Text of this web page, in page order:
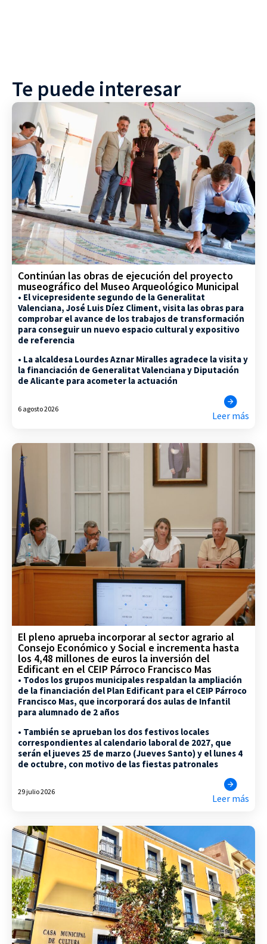
Te puede interesar
Continúan las obras de ejecución del proyecto
museográfico del Museo Arqueológico Municipal
• El vicepresidente segundo de la Generalitat
Valenciana, José Luis Díez Climent, visita las obras para
comprobar el avance de los trabajos de transformación
para conseguir un nuevo espacio cultural y expositivo
de referencia
• La alcaldesa Lourdes Aznar Miralles agradece la visita y
la financiación de Generalitat Valenciana y Diputación
de Alicante para acometer la actuación
6 agosto 2026
Leer más
El pleno aprueba incorporar al sector agrario al
Consejo Económico y Social e incrementa hasta
los 4,48 millones de euros la inversión del
Edificant en el CEIP Párroco Francisco Mas
• Todos los grupos municipales respaldan la ampliación
de la financiación del Plan Edificant para el CEIP Párroco
Francisco Mas, que incorporará dos aulas de Infantil
para alumnado de 2 años
• También se aprueban los dos festivos locales
correspondientes al calendario laboral de 2027, que
serán el jueves 25 de marzo (Jueves Santo) y el lunes 4
de octubre, con motivo de las fiestas patronales
29 julio 2026
Leer más